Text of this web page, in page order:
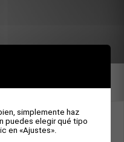
TO THE
simplemente haz
puedes elegir qué tipo
en «Ajustes».